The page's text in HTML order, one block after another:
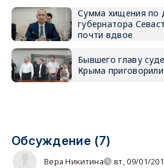
Сумма хищения по
губернатора
почти вдвое
Бывшего главу
Крыма
Обсуждение (7)
Вера Никитина вт, 09/01/